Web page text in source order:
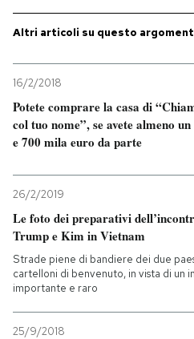
Cultura
Economia
Sport
PODCAST
NEWSLETTER
I MIEI PREFERITI
SHOP
Altri articoli su questo
16/2/2018
Potete comprare la casa di
col tuo nome”, se avete almeno
e 700 mila euro da parte
26/2/2019
Le foto dei preparativi
Trump e Kim in Vietnam
Strade piene di bandiere dei due
cartelloni di benvenuto, in vista di un
importante e raro
25/9/2018